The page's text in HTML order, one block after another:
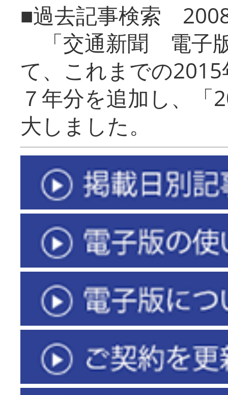
■過去記事検索
「交通新聞 電子
て、これまでの
７年分を追加し、「
大しまし